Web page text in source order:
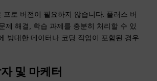
프로 버전이 필요하지 않습니다. 플러스 버
제 해결, 학습 과제를 충분히 처리할 수 있
방대한 데이터나 코딩 작업이 포함된 경우
및 마케터